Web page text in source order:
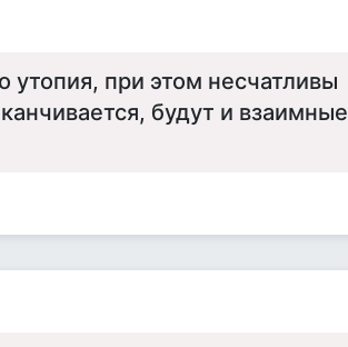
утопия, при этом несчатливы
будут и взаимные